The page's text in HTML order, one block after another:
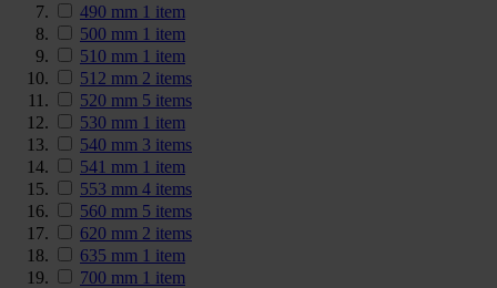
490 mm 1 item
500 mm 1 item
510 mm 1 item
512 mm 2 items
520 mm 5 items
530 mm 1 item
540 mm 3 items
541 mm 1 item
553 mm 4 items
560 mm 5 items
620 mm 2 items
635 mm 1 item
700 mm 1 item